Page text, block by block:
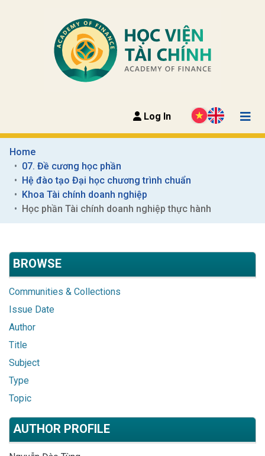
Log In
Home
07. Đề cương học phần
Hệ đào tạo Đại học chương trình chuẩn
Khoa Tài chính doanh nghiệp
Học phần Tài chính doanh nghiệp thực hành
BROWSE
Communities & Collections
Issue Date
Author
Title
Subject
Type
Topic
AUTHOR PROFILE